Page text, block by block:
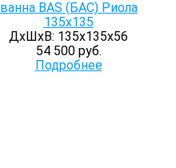
ванна BAS (БАС) Риола
135х135
ДхШхВ: 135х135х56
54 500 руб.
Подробнее